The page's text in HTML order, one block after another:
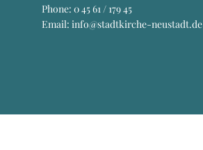
Phone: 0 45 61 / 179 45
Email: info@stadtkirche-neustadt.de